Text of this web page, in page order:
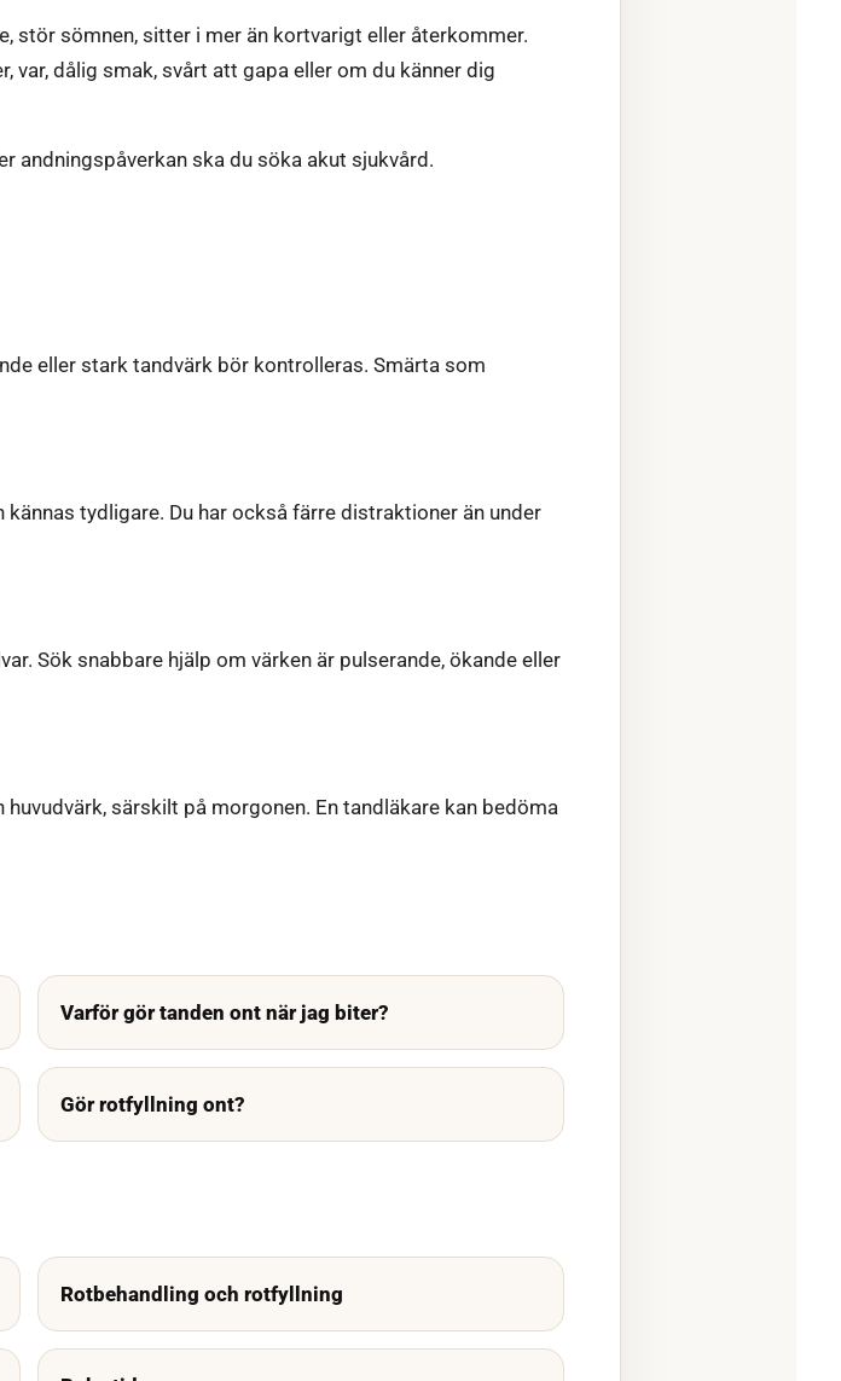
stör sömnen, sitter i mer än kortvarigt eller återkommer.
var, dålig smak, svårt att gapa eller om du känner dig
andningspåverkan ska du söka akut sjukvård.
eller stark tandvärk bör kontrolleras. Smärta som
tydligare. Du har också färre distraktioner än under
Sök snabbare hjälp om värken är pulserande, ökande eller
särskilt på morgonen. En tandläkare kan bedöma
Varför gör tanden ont när jag biter?
Gör rotfyllning ont?
Rotbehandling och rotfyllning